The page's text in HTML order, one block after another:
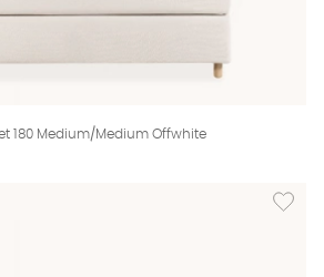
180 Medium/Medium Offwhite
Lägg